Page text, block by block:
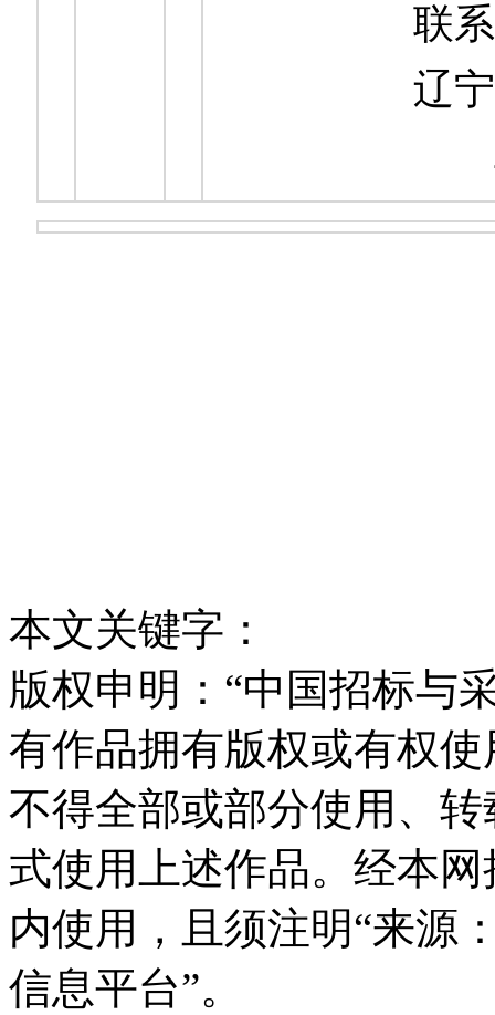
联
辽
本文关键字：
版权申明：“中国招标与
有作品拥有版权或有权
不得全部或部分使用、
式使用上述作品。经本
内使用，且须注明“来源
信息平台”。